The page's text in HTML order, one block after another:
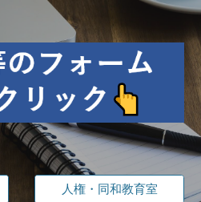
人権・同和教育室